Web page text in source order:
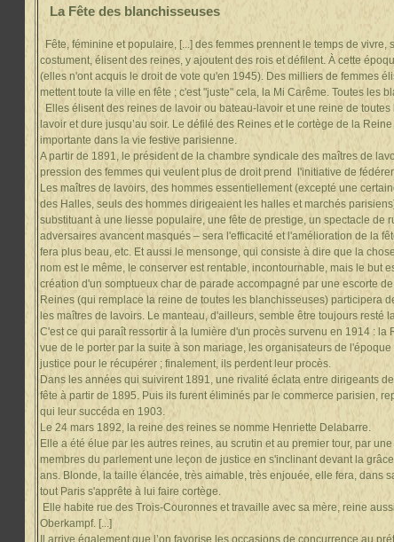
La Fête des blanchisseuses
Fête, féminine et populaire, [...] des femmes prennent le temps de
costument, élisent des reines, y ajoutent des rois et défilent. À cette
(elles n'ont acquis le droit de vote qu'en 1945). Des milliers de femmes
mettent toute la ville en fête ; c'est "juste" cela, la Mi Carême. Toutes les
Elles élisent des reines de lavoir ou bateau-lavoir et une reine de
lavoir et dure jusqu’au soir. Le défilé des Reines et le cortège de la
importante dans la vie festive parisienne.
A partir de 1891, le président de la chambre syndicale des maîtres de
pression des femmes qui veulent plus de droit prend l'initiative de
Les maîtres de lavoirs, des hommes essentiellement (excepté une
des Halles, seuls des hommes dirigeaient les halles et marchés
substituant à une liesse populaire, une fête de prestige, un spectacle de
adversaires avancent masqués – sera l'efficacité et l'amélioration de la
fera plus beau, etc. Et aussi le mensonge, qui consiste à dire que la
nom est le même, le conserver est rentable, incontournable, mais le but
création d'un somptueux char de parade accompagné par une escorte
Reines (qui remplace la reine de toutes les blanchisseuses) participera
les maîtres de lavoirs. Le manteau, d'ailleurs, semble être toujours
C'est ce qui paraît ressortir à la lumière d'un procès survenu en 1914 :
vue de le porter par la suite à son mariage, les organisateurs de
justice pour le récupérer ; finalement, ils perdent leur procès.
Dans les années qui suivirent 1891, une rivalité éclata entre dirigeants
fête à partir de 1895. Puis ils furent éliminés par le commerce parisien,
qui leur succéda en 1903.
Le 24 mars 1892, la reine des reines se nomme Henriette Delabarre.
Elle a été élue par les autres reines, au scrutin et au premier tour, par
membres du parlement une leçon de justice en s'inclinant devant la
ans. Blonde, la taille élancée, très aimable, très enjouée, elle fera, dans
tout Paris s'apprête à lui faire cortège.
Elle habite rue des Trois-Couronnes et travaille avec sa mère, reine
Oberkampf. [...]
Il arrive également que l’on favorise les occasions de concurrence au